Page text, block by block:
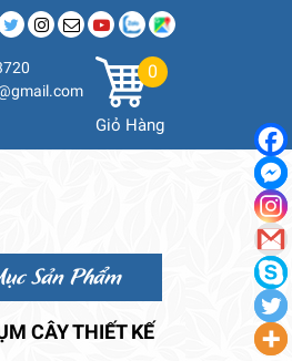
0
Giỏ Hàng
Sản Phẩm
CÂY THIẾT KẾ